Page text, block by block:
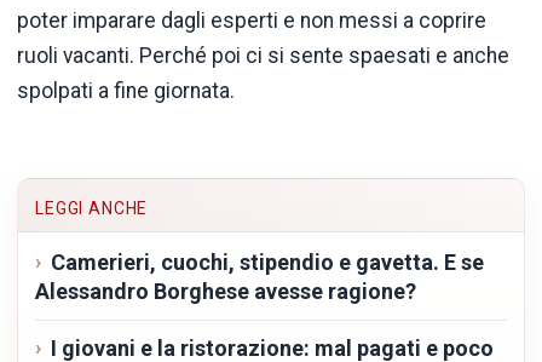
poter imparare dagli esperti e non messi a coprire
ruoli vacanti. Perché poi ci si sente spaesati e anche
spolpati a fine giornata.
LEGGI ANCHE
Camerieri, cuochi, stipendio e gavetta. E se
Alessandro Borghese avesse ragione?
I giovani e la ristorazione: mal pagati e poco